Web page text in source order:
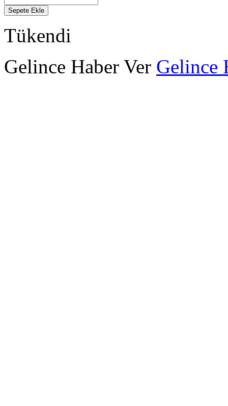
Sepete Ekle
Tükendi
Gelince Haber Ver Gelince